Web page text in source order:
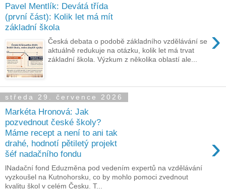
Pavel Mentlík: Devátá třída
(první část): Kolik let má mít
základní škola
›
Česká debata o podobě základního vzdělávání se
aktuálně redukuje na otázku, kolik let má trvat
základní škola. Výzkum z několika oblastí ale...
středa 29. července 2026
Markéta Hronová: Jak
pozvednout české školy?
Máme recept a není to ani tak
drahé, hodnotí pětiletý projekt
šéf nadačního fondu
›
lNadační fond Eduzměna pod vedením expertů na vzdělávání
vyzkoušel na Kutnohorsku, co by mohlo pomoci zvednout
kvalitu škol v celém Česku. T...